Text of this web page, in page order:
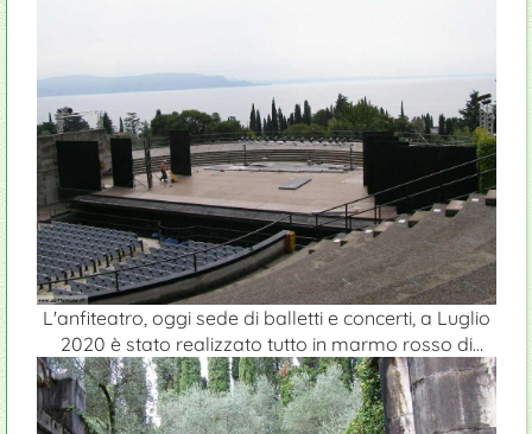
L'anfiteatro, oggi sede di balletti e concerti, a Luglio
2020 è stato realizzato tutto in marmo rosso di
Verona